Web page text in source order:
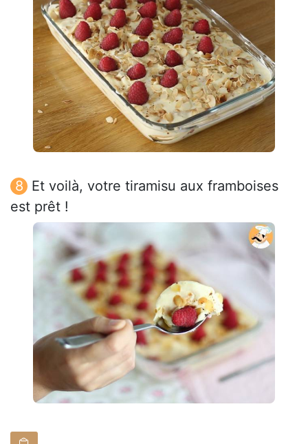
Et voilà, votre tiramisu aux framboises
est prêt !